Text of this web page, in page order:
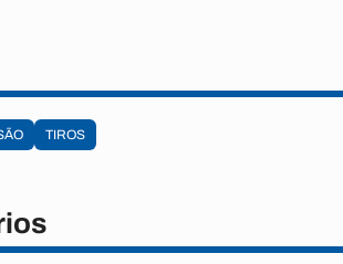
TIROS